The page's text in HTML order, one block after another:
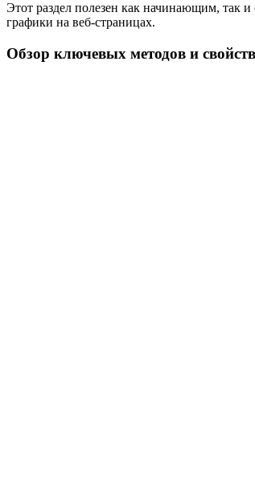
Этот раздел полезен как начинающим, так
графики на веб-страницах.
Обзор ключевых методов и